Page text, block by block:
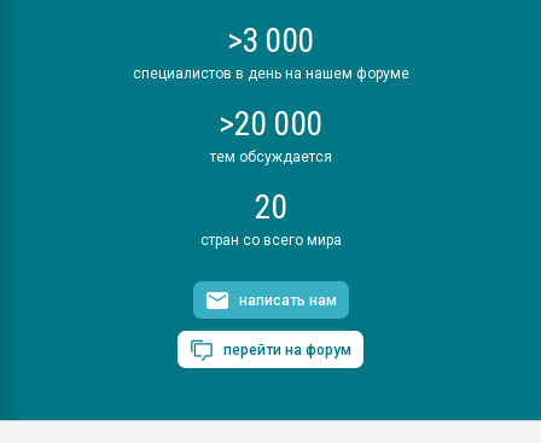
>3 000
специалистов в день на нашем форуме
>20 000
тем обсуждается
20
стран со всего мира
написать нам
перейти на форум